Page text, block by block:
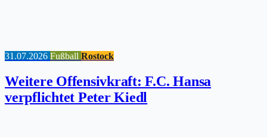
31.07.2026 Fußball Rostock
Weitere Offensivkraft: F.C. Hansa
verpflichtet Peter Kiedl